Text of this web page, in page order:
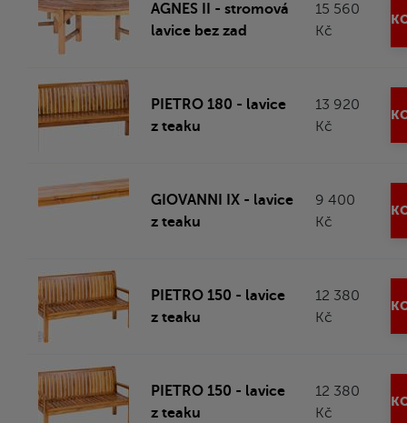
AGNES II - stromová
lavice bez zad
15 560
Kč
PIETRO 180 - lavice
z teaku
13 920
Kč
GIOVANNI IX - lavice
z teaku
9 400
Kč
PIETRO 150 - lavice
z teaku
12 380
Kč
PIETRO 150 - lavice
z teaku
12 380
Kč